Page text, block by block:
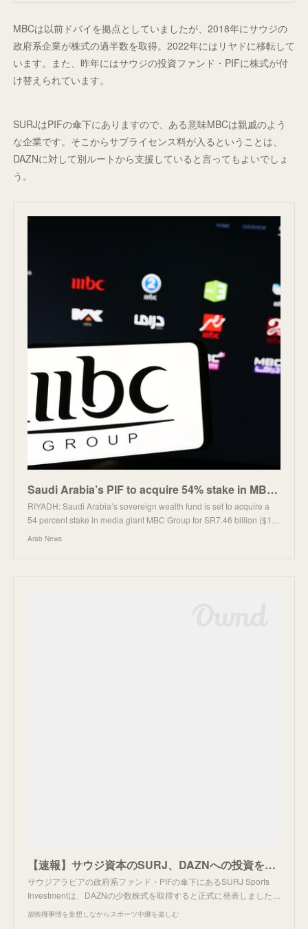
MBCは以前ドバイを拠点としていましたが、2018年にサウジの
政府系企業が株式の過半数を取得。2022年にはリヤドに移転して
います。また、昨年にはサウジの投資ファンド・PIFに株式が付
け替えられています。
SURJはPIFの傘下にありますので、ある意味MBCは親戚のよう
な企業です。そこからサブライセンス料が入るということは、
DAZNに対して別ルートから支援していると言ってもよいでしょ
う。
Saudi Arabia’s PIF to acquire 54% stake in MBC Group
RIYADH: Saudi Arabia’s sovereign wealth fund is set to acquire a
54 percent stake in media giant MBC Group for SR7.46 billion ($1…
Arab News
【速報】サウジ資本のSURJ、DAZNへの投資を正式発表。
サウジアラビアの政府系ファンド・PIFの傘下にあるSURJ Sports
Investmentは、DAZNの少数株式を取得すると正式に発表しました…
放映権事情を妄想しながらスポーツ中継を楽しむ